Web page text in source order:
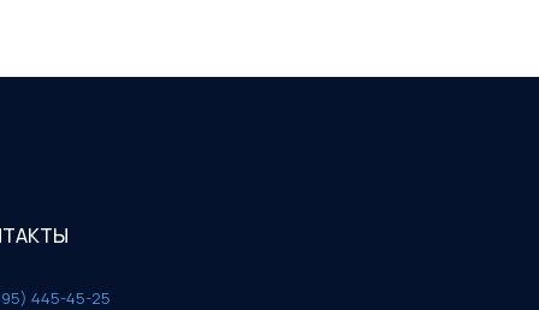
445-45-25